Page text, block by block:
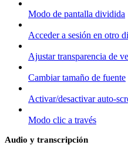
Modo de pantalla dividida
Acceder a sesión en otro
Ajustar transparencia de
Cambiar tamaño de fuente
Activar/desactivar auto-
Modo clic a través
Audio y transcripción